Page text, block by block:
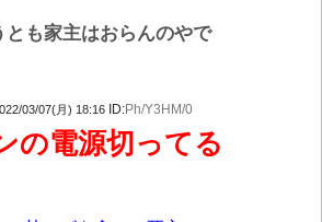
も家主はおらんのやで
03/07(月) 18:16 ID:Ph/Y3HM/0
の電源切ってる